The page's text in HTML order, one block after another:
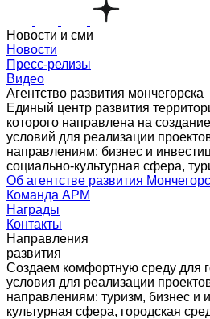
Новости и сми
Новости
Пресс-релизы
Видео
Агентство развития мончегорска
Единый центр развития
которого направлена на
условий для реализации
направлениям: бизнес и
социально-культурная сфера,
Об агентстве развития
Команда АРМ
Награды
Контакты
Направления
развития
Создаем комфортную среду для
условия для реализации
направлениям: туризм, бизнес и
культурная сфера, городская